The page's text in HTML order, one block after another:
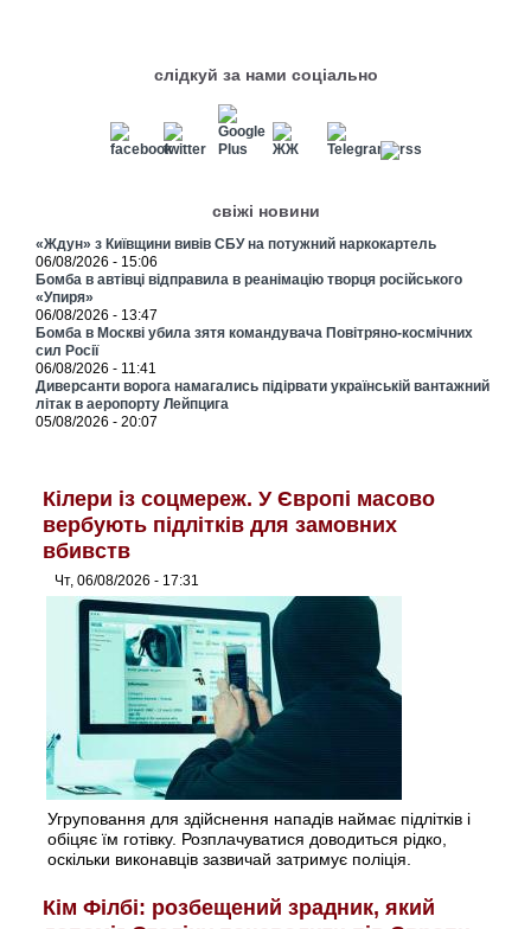
слідкуй за нами соціально
свіжі новини
«Ждун» з Київщини вивів СБУ на потужний наркокартель
06/08/2026 - 15:06
Бомба в автівці відправила в реанімацію творця російського
«Упиря»
06/08/2026 - 13:47
Бомба в Москві убила зятя командувача Повітряно-космічних
сил Росії
06/08/2026 - 11:41
Диверсанти ворога намагались підірвати українській вантажний
літак в аеропорту Лейпцига
05/08/2026 - 20:07
Кілери із соцмереж. У Європі масово
вербують підлітків для замовних
вбивств
Чт, 06/08/2026 - 17:31
Угруповання для здійснення нападів наймає підлітків і
обіцяє їм готівку. Розплачуватися доводиться рідко,
оскільки виконавців зазвичай затримує поліція.
Кім Філбі: розбещений зрадник, який